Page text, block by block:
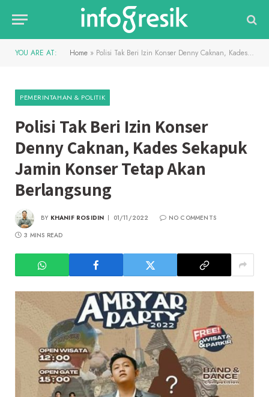
YOU ARE AT: Home » Polisi Tak Beri Izin Konser Denny Caknan, Kades Sekapuk Jamin Konser Tetap Akan Berlangsung
PEMERINTAHAN & POLITIK
Polisi Tak Beri Izin Konser
Denny Caknan, Kades Sekapuk
Jamin Konser Tetap Akan
Berlangsung
BY KHANIF ROSIDIN 01/11/2022
NO COMMENTS
3 MINS READ